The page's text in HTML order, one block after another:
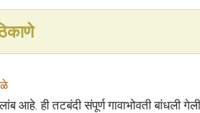
आहे. ही तटबंदी संपूर्ण गावाभोवती बांधली